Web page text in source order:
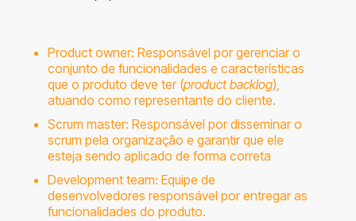
Product owner: Responsável por gerenciar o
conjunto de funcionalidades e características
que o produto deve ter (product backlog),
atuando como representante do cliente.
Scrum master: Responsável por disseminar o
scrum pela organização e garantir que ele
esteja sendo aplicado de forma correta
Development team: Equipe de
desenvolvedores responsável por entregar as
funcionalidades do produto.